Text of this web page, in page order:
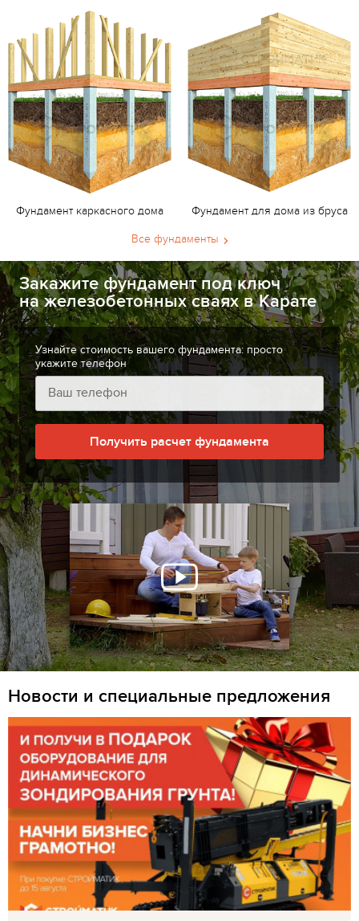
Фундамент каркасного дома Фундамент для дома из бруса
Все фундаменты
Закажите фундамент под ключ
на железобетонных сваях в Карате
Узнайте стоимость вашего фундамента: просто
укажите телефон
Получить расчет фундамента
Новости и специальные предложения